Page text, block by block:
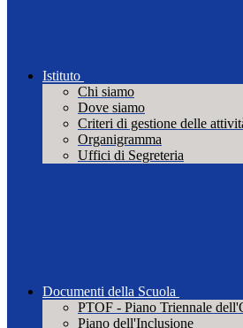
Istituto
Chi siamo
Dove siamo
Criteri di gestione delle
Organigramma
Uffici di Segreteria
Documenti della Scuola
PTOF - Piano Triennale
Piano dell'Inclusione